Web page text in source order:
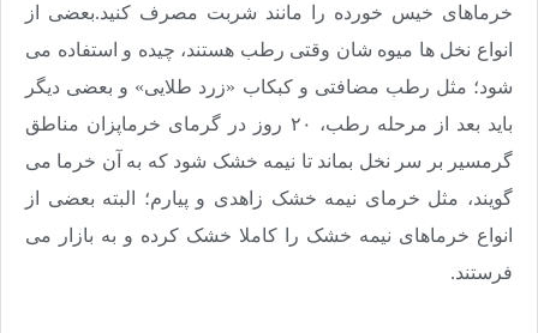
خرماهای خیس خورده را مانند شربت مصرف کنید.بعضی از
انواع نخل ها میوه شان وقتی رطب هستند، چیده و استفاده می
شود؛ مثل رطب مضافتی و کبکاب «زرد طلایی» و بعضی دیگر
باید بعد از مرحله رطب، ۲۰ روز در گرمای خرماپزان مناطق
گرمسیر بر سر نخل بماند تا نیمه خشک شود که به آن خرما می
گویند، مثل خرمای نیمه خشک زاهدی و پیارم؛ البته بعضی از
انواع خرماهای نیمه خشک را کاملا خشک کرده و به بازار می
فرستند.